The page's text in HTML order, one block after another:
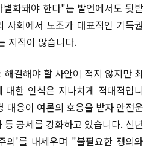
화돼야 한다"는 발언에서도 뒷받
사회에서 노조가 대표적인 기득권
지적이 많습니다.
결해야 할 사안이 적지 않지만 최
한 인식은 지나치게 적대적입니
대응이 여론의 호응을 받자 안전운
공세를 강화하고 있습니다. 신년
의'를 내세우며 "불필요한 쟁의와